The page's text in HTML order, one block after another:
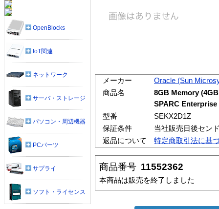
メーカー
Oracle (Sun
商品名
8GB Memory
SPARC Enterprise
型番
SEKX2D1Z
保証条件
当社販売日後セン
返品について
特定商取引法に基
商品番号 11552362
本商品は販売を終了しました
OpenBlocks
IoT関連
ネットワーク
サーバ・ストレージ
パソコン・周辺機器
PCパーツ
サプライ
ソフト・ライセンス